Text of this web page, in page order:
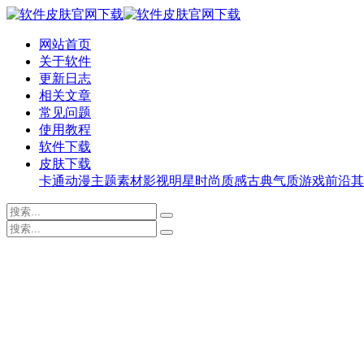
网站首页
关于软件
更新日志
相关文章
常见问题
使用教程
软件下载
皮肤下载
卡通动漫主题素材影视明星时尚质感古典气质游戏前沿